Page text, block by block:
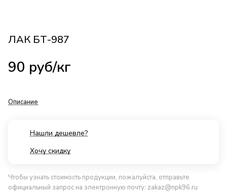
ЛАК БТ-987
90 руб/кг
Описание
Нашли дешевле?
Хочу скидку
Чтобы узнать стоимость продукции, пожалуйста, отправьте
официальный запрос на электронную почту: zakaz@npk96.ru